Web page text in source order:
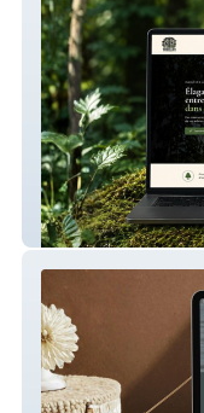
Treelife – Site